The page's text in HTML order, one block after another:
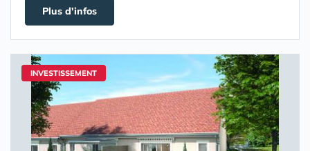
Plus d'infos
INVESTISSEMENT